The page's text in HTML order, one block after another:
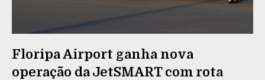
Floripa Airport ganha nova
operação da JetSMART com rota